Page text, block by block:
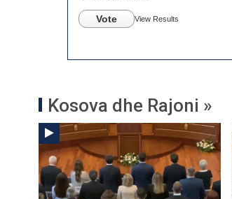
Vote View Results
Kosova dhe Rajoni »